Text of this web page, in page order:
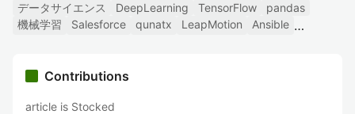
データサイエンス
DeepLearning TensorFlow
pandas
機械学習
Salesforce qunatx LeapMotion Ansible
Contributions
article is Stocked